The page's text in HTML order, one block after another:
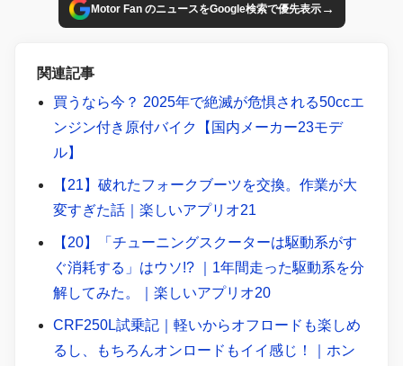
Motor Fan のニュースをGoogle検索で優先表示→
関連記事
買うなら今？ 2025年で絶滅が危惧される50ccエ
ンジン付き原付バイク【国内メーカー23モデ
ル】
【21】破れたフォークブーツを交換。作業が大
変すぎた話｜楽しいアプリオ21
【20】「チューニングスクーターは駆動系がす
ぐ消耗する」はウソ!? ｜1年間走った駆動系を分
解してみた。｜楽しいアプリオ20
CRF250L試乗記｜軽いからオフロードも楽しめ
るし、もちろんオンロードもイイ感じ！｜ホン